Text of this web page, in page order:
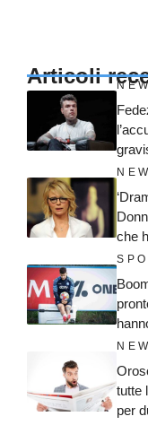
Articoli
che
tutte
per